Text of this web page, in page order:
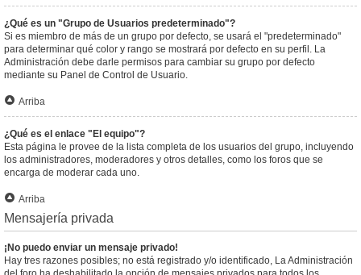
¿Qué es un "Grupo de Usuarios predeterminado"?
Si es miembro de más de un grupo por defecto, se usará el "predeterminado"
para determinar qué color y rango se mostrará por defecto en su perfil. La
Administración debe darle permisos para cambiar su grupo por defecto
mediante su Panel de Control de Usuario.
Arriba
¿Qué es el enlace "El equipo"?
Esta página le provee de la lista completa de los usuarios del grupo, incluyendo
los administradores, moderadores y otros detalles, como los foros que se
encarga de moderar cada uno.
Arriba
Mensajería privada
¡No puedo enviar un mensaje privado!
Hay tres razones posibles; no está registrado y/o identificado, La Administración